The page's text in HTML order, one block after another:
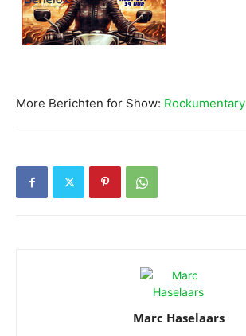
More Berichten for Show: Rockumentary
Marc Haselaars